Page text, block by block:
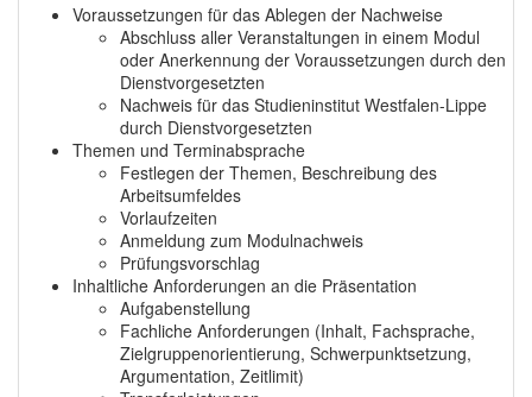
Voraussetzungen für das Ablegen der Nachweise
Abschluss aller Veranstaltungen in einem Modul
oder Anerkennung der Voraussetzungen durch den
Dienstvorgesetzten
Nachweis für das Studieninstitut Westfalen-Lippe
durch Dienstvorgesetzten
Themen und Terminabsprache
Festlegen der Themen, Beschreibung des
Arbeitsumfeldes
Vorlaufzeiten
Anmeldung zum Modulnachweis
Prüfungsvorschlag
Inhaltliche Anforderungen an die Präsentation
Aufgabenstellung
Fachliche Anforderungen (Inhalt, Fachsprache,
Zielgruppenorientierung, Schwerpunktsetzung,
Argumentation, Zeitlimit)